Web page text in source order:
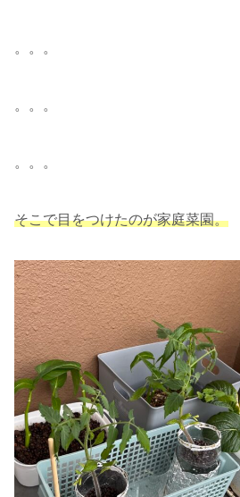
。。。
。。。
。。。
そこで目をつけたのが家庭菜園。